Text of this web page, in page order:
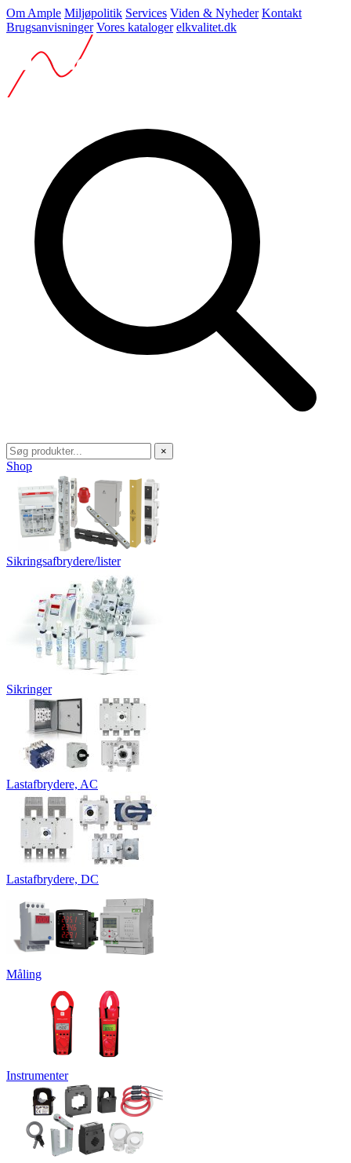
Om Ample Miljøpolitik Services Viden & Nyheder Kontakt
Brugsanvisninger Vores kataloger elkvalitet.dk
×
Shop
Sikringsafbrydere/lister
Sikringer
Lastafbrydere, AC
Lastafbrydere, DC
Måling
Instrumenter